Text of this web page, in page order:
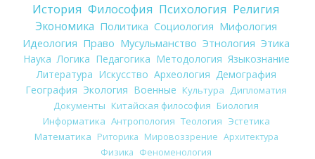
История Философия Психология Религия
Экономика Политика Социология Мифология
Идеология Право Мусульманство Этнология Этика
Наука Логика Педагогика Методология Языкознание
Литература Искусство Археология Демография
География Экология Военные Культура
Дипломатия
Документы Китайская философия Биология
Информатика Антропология Теология Эстетика
Математика Риторика Мировоззрение Архитектура
Физика Феноменология